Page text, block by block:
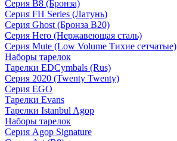
Серия B8 (Бронза)
Серия FH Series (Латунь)
Серия Ghost (Бронза B20)
Серия Hero (Нержавеющая сталь)
Серия Mute (Low Volume Тихие сетчатые)
Наборы тарелок
Тарелки EDCymbals (Rus)
Серия 2020 (Twenty Twenty)
Серия EGO
Тарелки Evans
Тарелки Istanbul Agop
Наборы тарелок
Серия Agop Signature